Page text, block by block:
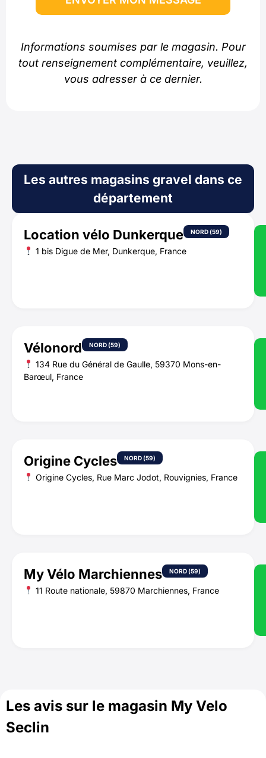
Informations soumises par le magasin. Pour
tout renseignement complémentaire, veuillez,
vous adresser à ce dernier.
Les autres magasins gravel dans ce
département
Location vélo Dunkerque NORD (59)
1 bis Digue de Mer, Dunkerque, France
Vélonord NORD (59)
134 Rue du Général de Gaulle, 59370 Mons-en-
Barœul, France
Origine Cycles NORD (59)
Origine Cycles, Rue Marc Jodot, Rouvignies, France
My Vélo Marchiennes NORD (59)
11 Route nationale, 59870 Marchiennes, France
Les avis sur le magasin My Velo
Seclin